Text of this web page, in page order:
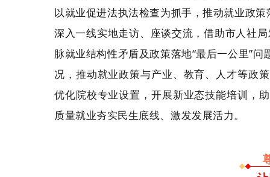
以就业促进法执法检查为抓手，推动就业政
深入一线实地走访、座谈交流，借助市人社
脉就业结构性矛盾及政策落地“最后一公里”
况，推动就业政策与产业、教育、人才等政
优化院校专业设置，开展新业态技能培训，
质量就业夯实民生底线、激发发展活力。